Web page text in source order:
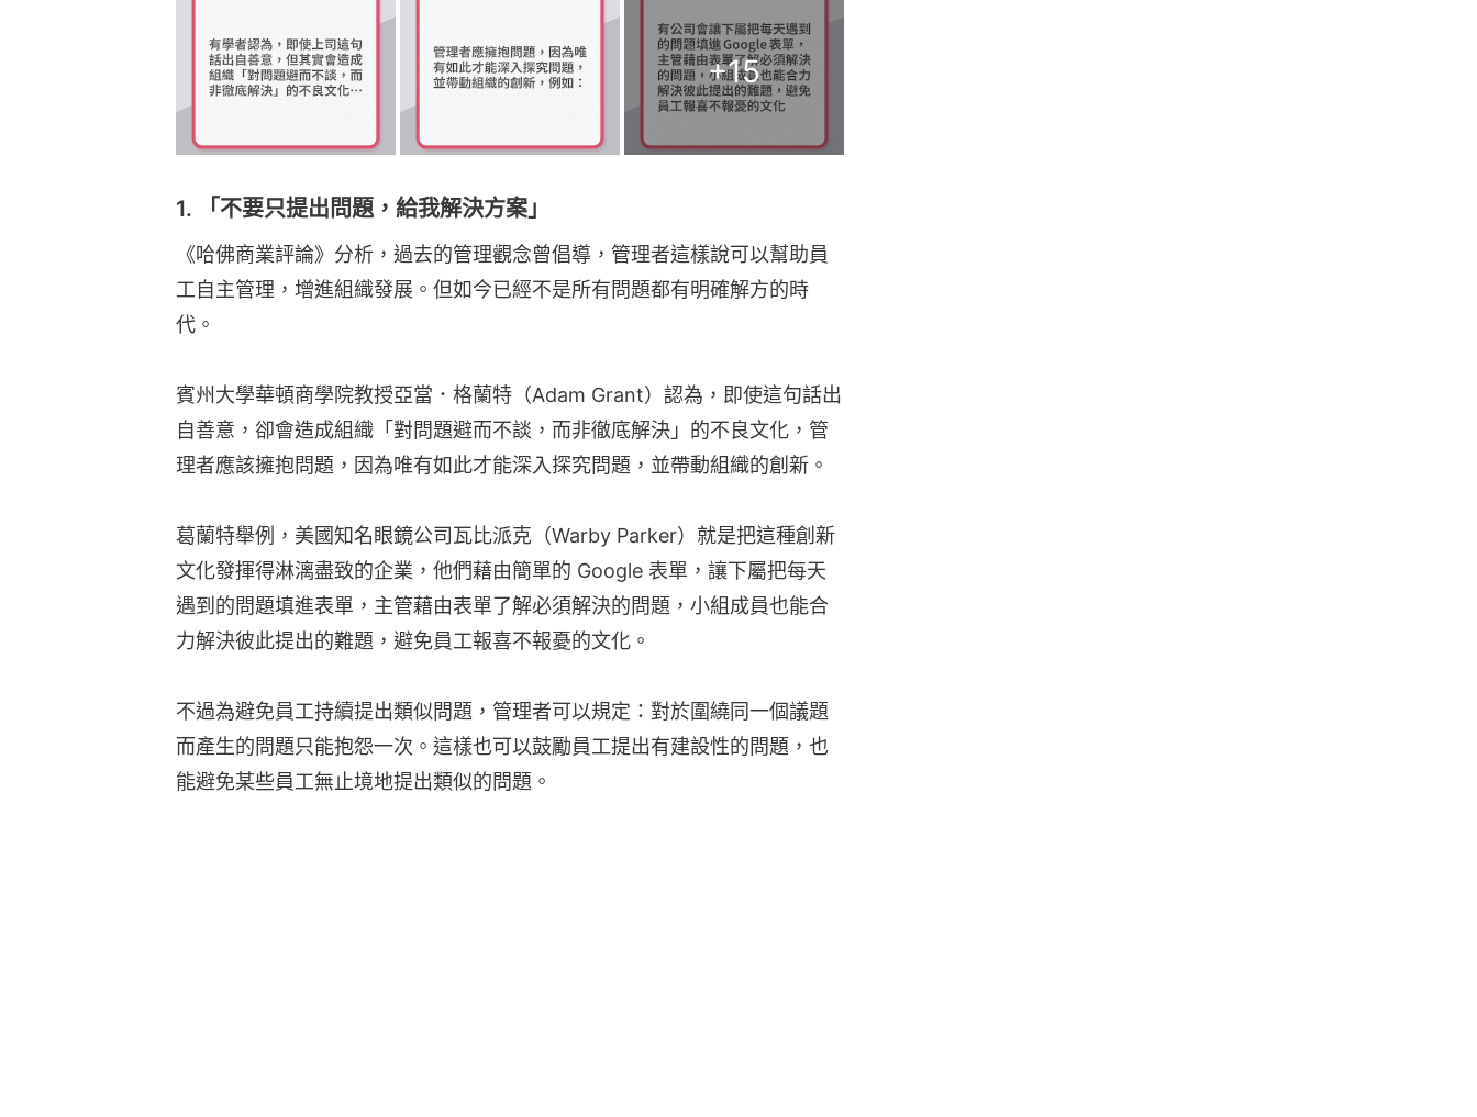
+15
1. 「不要只提出問題，給我解決方案」
《哈佛商業評論》分析，過去的管理觀念曾倡導，管理者這樣說可以幫助員
工自主管理，增進組織發展。但如今已經不是所有問題都有明確解方的時
代。
賓州大學華頓商學院教授亞當．格蘭特（Adam Grant）認為，即使這句話出
自善意，卻會造成組織「對問題避而不談，而非徹底解決」的不良文化，管
理者應該擁抱問題，因為唯有如此才能深入探究問題，並帶動組織的創新。
葛蘭特舉例，美國知名眼鏡公司瓦比派克（Warby Parker）就是把這種創新
文化發揮得淋漓盡致的企業，他們藉由簡單的 Google 表單，讓下屬把每天
遇到的問題填進表單，主管藉由表單了解必須解決的問題，小組成員也能合
力解決彼此提出的難題，避免員工報喜不報憂的文化。
不過為避免員工持續提出類似問題，管理者可以規定：對於圍繞同一個議題
而產生的問題只能抱怨一次。這樣也可以鼓勵員工提出有建設性的問題，也
能避免某些員工無止境地提出類似的問題。